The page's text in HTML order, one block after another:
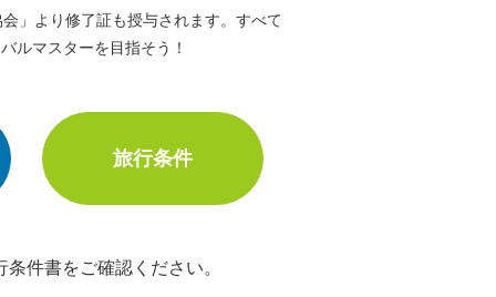
会」より修了証も授与されます。すべて
ルマスターを目指そう！
旅行条件
件書をご確認ください。